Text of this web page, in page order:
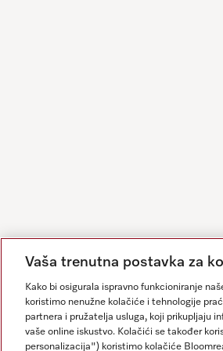
Odgovore generira umjetna inteligencija. Naš
Impresum Opći uvjeti Zaštita
Vaša trenutna postavka za
Kako bi osigurala ispravno funkcioniranje
koristimo nenužne kolačiće i tehnologije
partnera i pružatelja usluga, koji prikupljaju
vaše online iskustvo. Kolačići se također
personalizacija") koristimo kolačiće